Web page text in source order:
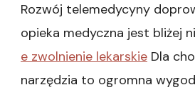
Rozwój telemedycyny
opieka medyczna jest bliżej
e zwolnienie lekarskie Dla
narzędzia to ogromna